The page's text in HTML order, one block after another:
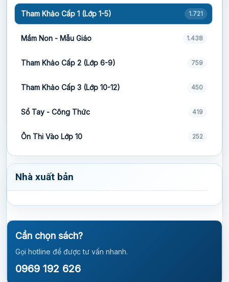
Tham Khảo Cấp 1 (Lớp 1-5) 1.721
Mầm Non - Mẫu Giáo 1.438
Tham Khảo Cấp 2 (Lớp 6-9) 759
Tham Khảo Cấp 3 (Lớp 10-12) 450
Sổ Tay - Công Thức 419
Ôn Thi Vào Lớp 10 252
Nhà xuất bản
Cần chọn sách?
Gọi hotline để được tư vấn nhanh.
0969 192 626